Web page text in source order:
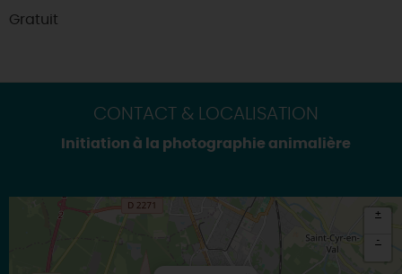
Gratuit
CONTACT & LOCALISATION
Initiation à la photographie animalière
+
-